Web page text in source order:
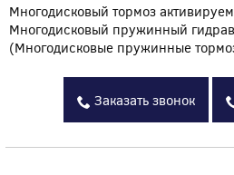
Многодисковый тормоз
Многодисковый пружинный
(Многодисковые пружинные
Заказать звонок